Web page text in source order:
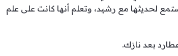
لحديثها مع رشيد، وتعلم أنها كانت على علم
بعد نازك.